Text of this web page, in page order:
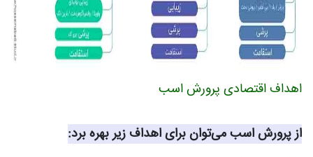
اهداف اقتصادی پرورش اسب
از پرورش اسب می‌توان برای اهداف زیر بهره برد: